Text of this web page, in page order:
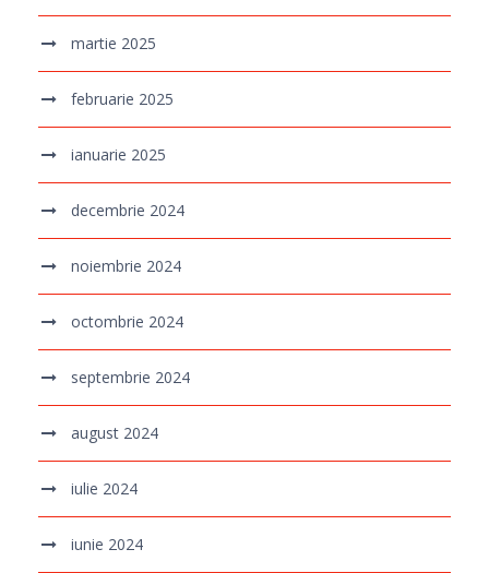
martie 2025
februarie 2025
ianuarie 2025
decembrie 2024
noiembrie 2024
octombrie 2024
septembrie 2024
august 2024
iulie 2024
iunie 2024